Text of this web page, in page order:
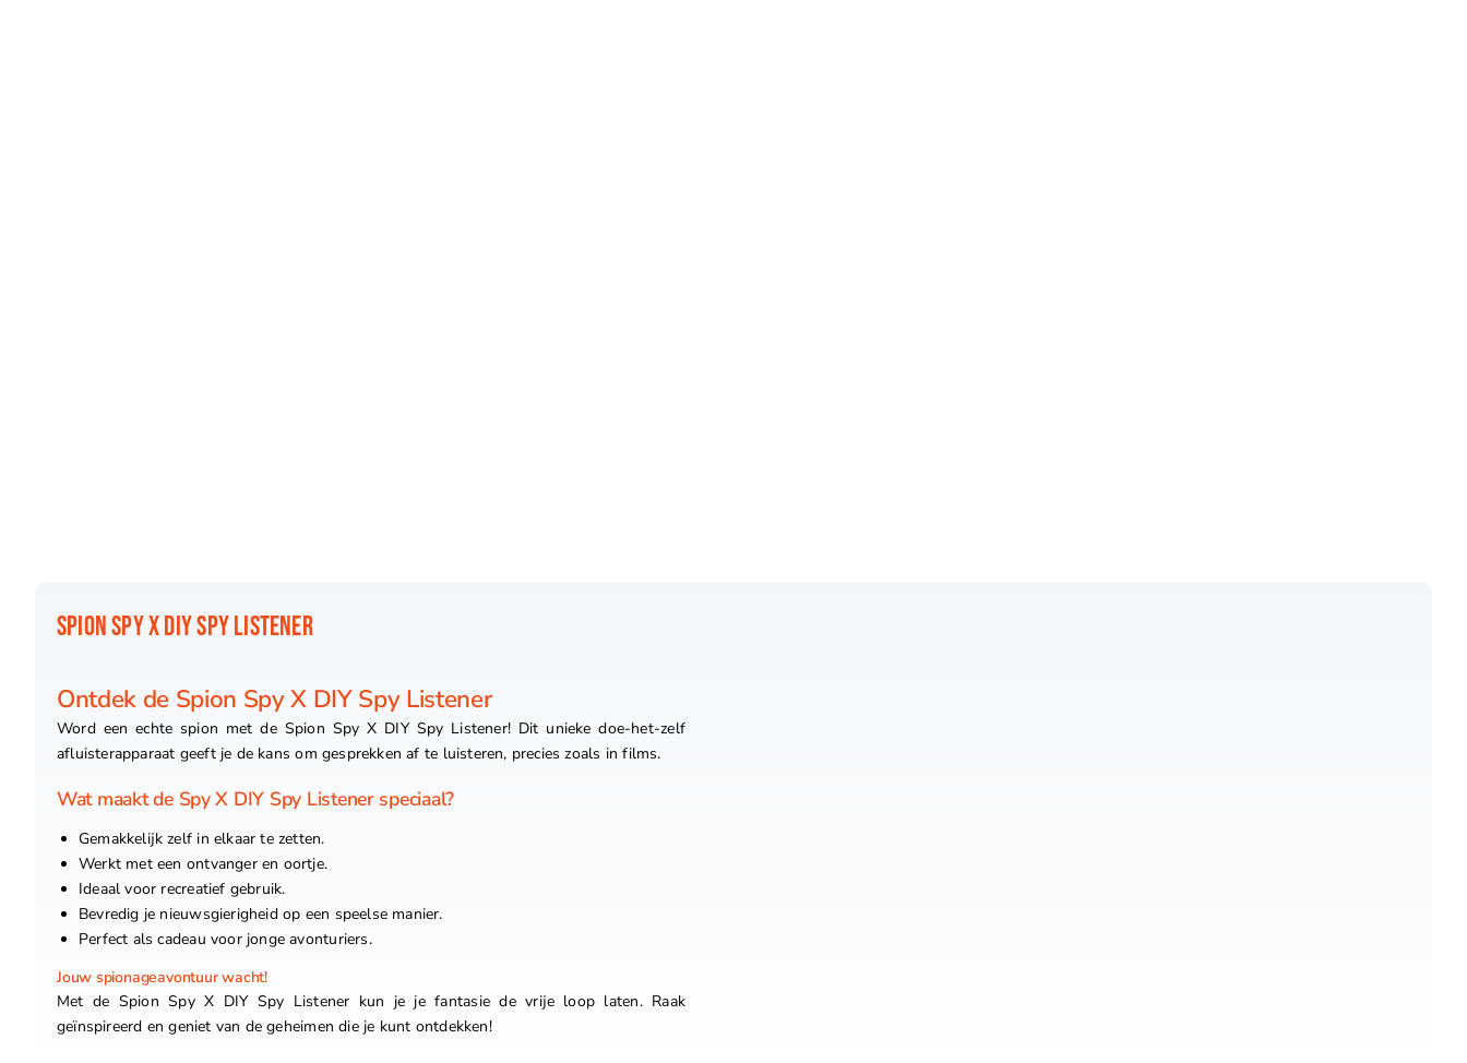
SPION SPY X DIY SPY LISTENER
Ontdek de Spion Spy X DIY Spy Listener
Word een echte spion met de Spion Spy X DIY Spy Listener! Dit unieke doe-het-zelf
afluisterapparaat geeft je de kans om gesprekken af te luisteren, precies zoals in films.
Wat maakt de Spy X DIY Spy Listener speciaal?
Gemakkelijk zelf in elkaar te zetten.
Werkt met een ontvanger en oortje.
Ideaal voor recreatief gebruik.
Bevredig je nieuwsgierigheid op een speelse manier.
Perfect als cadeau voor jonge avonturiers.
Jouw spionageavontuur wacht!
Met de Spion Spy X DIY Spy Listener kun je je fantasie de vrije loop laten. Raak
geïnspireerd en geniet van de geheimen die je kunt ontdekken!